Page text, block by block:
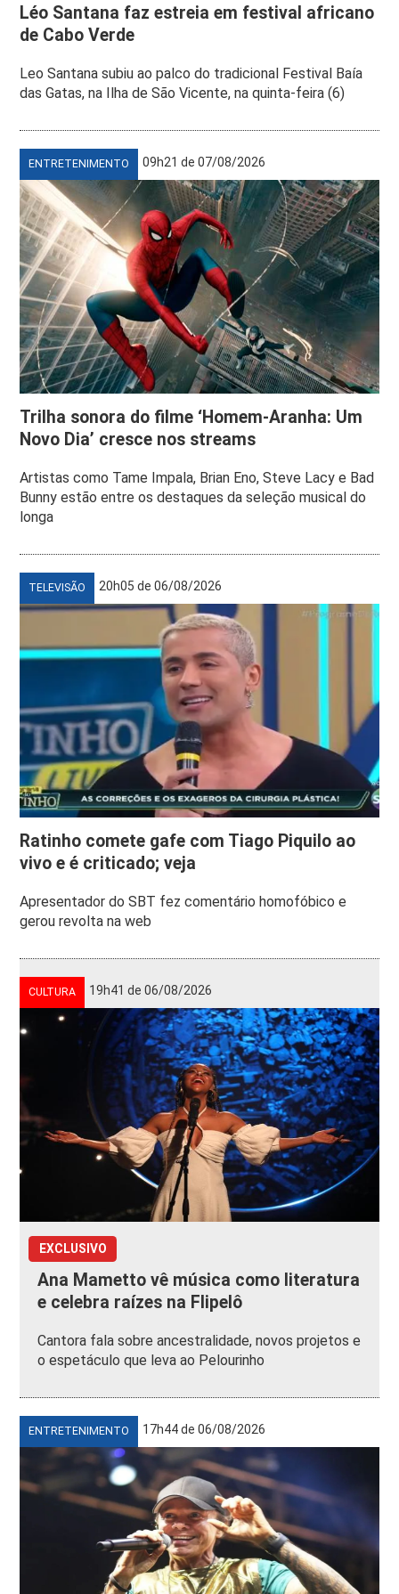
Léo Santana faz estreia em festival africano
de Cabo Verde
Leo Santana subiu ao palco do tradicional Festival Baía
das Gatas, na Ilha de São Vicente, na quinta-feira (6)
ENTRETENIMENTO 09h21 de 07/08/2026
Trilha sonora do filme ‘Homem-Aranha: Um
Novo Dia’ cresce nos streams
Artistas como Tame Impala, Brian Eno, Steve Lacy e Bad
Bunny estão entre os destaques da seleção musical do
longa
TELEVISÃO 20h05 de 06/08/2026
Ratinho comete gafe com Tiago Piquilo ao
vivo e é criticado; veja
Apresentador do SBT fez comentário homofóbico e
gerou revolta na web
CULTURA 19h41 de 06/08/2026
EXCLUSIVO
Ana Mametto vê música como literatura
e celebra raízes na Flipelô
Cantora fala sobre ancestralidade, novos projetos e
o espetáculo que leva ao Pelourinho
ENTRETENIMENTO 17h44 de 06/08/2026